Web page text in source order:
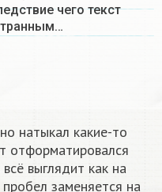
чего текст
натыкал какие-то
отформатировался
выглядит как на
заменяется на